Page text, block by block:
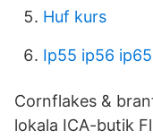
Huf kurs
Ip55 ip56 ip65
Cornflakes &
lokala ICA-butik